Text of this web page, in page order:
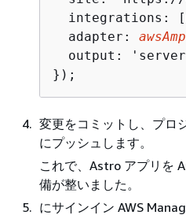
integrations:
  adapter:
output:
});
変更をコミットし、プロ
にプッシュします。
これで、Astro アプリを
備が整いました。
にサインイン AWS